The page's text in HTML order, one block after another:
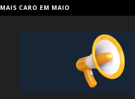
PARA TORNAR A EDUCAÇÃO...